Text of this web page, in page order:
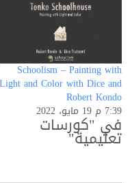
Schoolism – Painting with
Light and Color with Dice and
Robert Kondo
7:39 م 19 مايو، 2022
في "كورسات
تعليمية"